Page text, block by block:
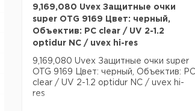
9,169,080 Uvex Защитные очки
super OTG 9169 Цвет: черный,
Объектив: PC clear / UV 2-1.2
optidur NC / uvex hi-res
9,169,080 Uvex Защитные очки super
OTG 9169 Цвет: черный, Объектив: PC
clear / UV 2-1.2 optidur NC / uvex hi-
res